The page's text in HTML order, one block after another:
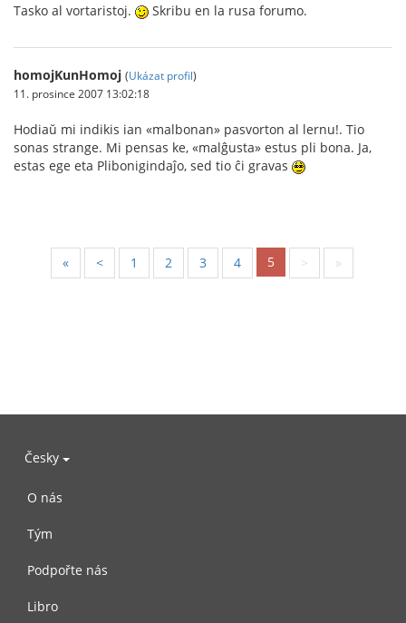
Tasko al vortaristoj. Skribu en la rusa forumo.
homojKunHomoj (Ukázat profil)
11. prosince 2007 13:02:18
Hodiaŭ mi indikis ian «malbonan» pasvorton al lernu!. Tio
sonas strange. Mi pensas ke, «malĝusta» estus pli bona. Ja,
estas ege eta Plibonigindaĵo, sed tio ĉi gravas
« < 1 2 3 4 5 > »
Česky
O nás
Tým
Podpořte nás
Libro